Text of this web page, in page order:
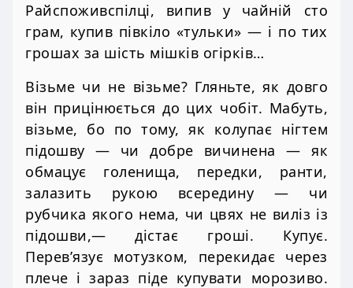
Райспоживспілці, випив у чайній сто
грам, купив півкіло «тульки» — і по тих
грошах за шість мішків огірків…
Візьме чи не візьме? Гляньте, як довго
він прицінюється до цих чобіт. Мабуть,
візьме, бо по тому, як колупає нігтем
підошву — чи добре вичинена — як
обмацує голенища, передки, ранти,
залазить рукою всередину — чи
рубчика якого нема, чи цвях не виліз із
підошви,— дістає гроші. Купує.
Перев’язує мотузком, перекидає через
плече і зараз піде купувати морозиво.